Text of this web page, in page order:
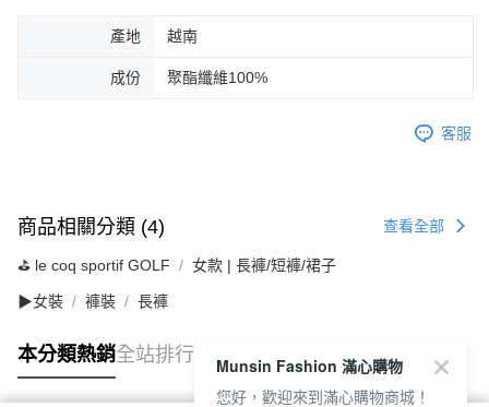
產地 越南
成份 聚酯纖維100%
客服
商品相關分類 (4) 查看全部
⛳️ le coq sportif GOLF 女款 | 長褲/短褲/裙子
▶女裝 褲裝 長褲
本分類熱銷全站排行
Munsin Fashion 滿心購物
您好，歡迎來到滿心購物商城！